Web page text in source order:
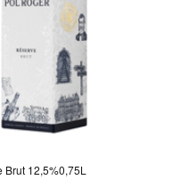
12,5%0,75L